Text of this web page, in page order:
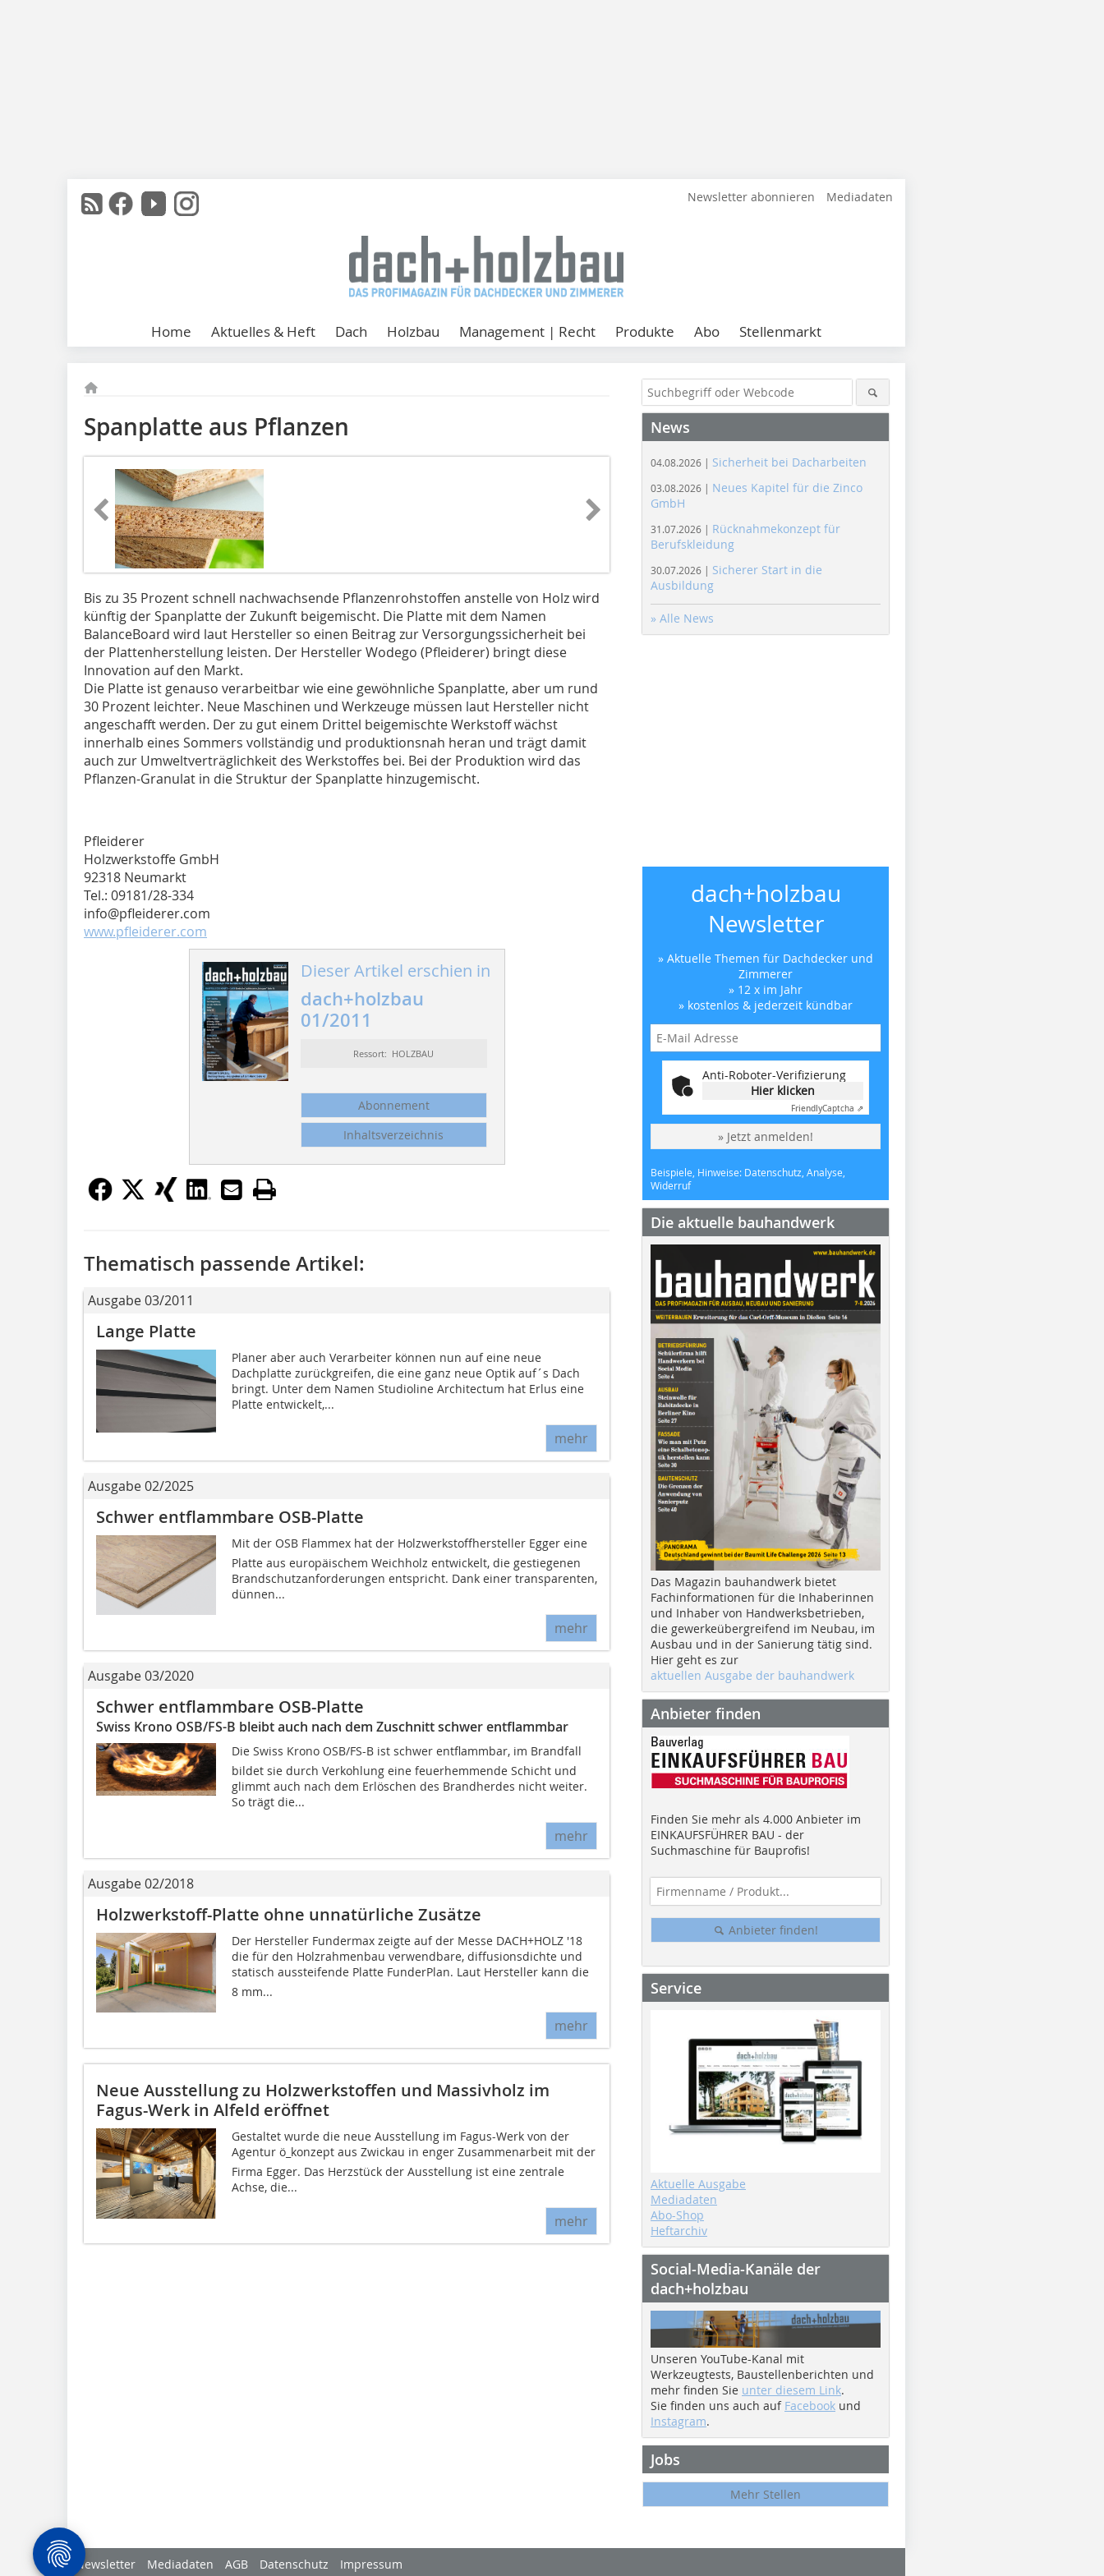
Newsletter abonnieren Mediadaten
Home Aktuelles & Heft Dach Holzbau Management | Recht Produkte Abo Stellenmarkt
Spanplatte aus Pflanzen
Bis zu 35 Prozent schnell nachwachsende Pflanzenrohstoffen anstelle von Holz wird
künftig der Spanplatte der Zukunft beigemischt. Die Platte mit dem Namen
BalanceBoard wird laut Hersteller so einen Beitrag zur Versorgungssicherheit bei
der Plattenherstellung leisten. Der Hersteller Wodego (Pfleiderer) bringt diese
Innovation auf den Markt.
Die Platte ist genauso verarbeitbar wie eine gewöhnliche Spanplatte, aber um rund
30 Prozent leichter. Neue Maschinen und Werkzeuge müssen laut Hersteller nicht
angeschafft werden. Der zu gut einem Drittel beigemischte Werkstoff wächst
innerhalb eines Sommers vollständig und produktionsnah heran und trägt damit
auch zur Umweltverträglichkeit des Werkstoffes bei. Bei der Produktion wird das
Pflanzen-Granulat in die Struktur der Spanplatte hinzugemischt.
Pfleiderer
Holzwerkstoffe GmbH
92318 Neumarkt
Tel.: 09181/28-334
info@pfleiderer.com
www.pfleiderer.com
Dieser Artikel erschien in
dach+holzbau
01/2011
Ressort: HOLZBAU
Abonnement
Inhaltsverzeichnis
Thematisch passende Artikel:
Ausgabe 03/2011
Lange Platte
Planer aber auch Verarbeiter können nun auf eine neue
Dachplatte zurückgreifen, die eine ganz neue Optik auf´s Dach
bringt. Unter dem Namen Studioline Architectum hat Erlus eine
Platte entwickelt,...
mehr
Ausgabe 02/2025
Schwer entflammbare OSB-Platte
Mit der OSB Flammex hat der Holzwerkstoffhersteller Egger eine
Platte aus europäischem Weichholz entwickelt, die gestiegenen
Brandschutzanforderungen entspricht. Dank einer transparenten,
dünnen...
mehr
Ausgabe 03/2020
Schwer entflammbare OSB-Platte
Swiss Krono OSB/FS-B bleibt auch nach dem Zuschnitt schwer entflammbar
Die Swiss Krono OSB/FS-B ist schwer entflammbar, im Brandfall
bildet sie durch Verkohlung eine feuerhemmende Schicht und
glimmt auch nach dem Erlöschen des Brandherdes nicht weiter.
So trägt die...
mehr
Ausgabe 02/2018
Holzwerkstoff-Platte ohne unnatürliche Zusätze
Der Hersteller Fundermax zeigte auf der Messe DACH+HOLZ '18
die für den Holzrahmenbau verwendbare, diffusionsdichte und
statisch aussteifende Platte FunderPlan. Laut Hersteller kann die
8 mm...
mehr
Neue Ausstellung zu Holzwerkstoffen und Massivholz im
Fagus-Werk in Alfeld eröffnet
Gestaltet wurde die neue Ausstellung im Fagus-Werk von der
Agentur ö_konzept aus Zwickau in enger Zusammenarbeit mit der
Firma Egger. Das Herzstück der Ausstellung ist eine zentrale
Achse, die...
mehr
News
04.08.2026 | Sicherheit bei Dacharbeiten
03.08.2026 | Neues Kapitel für die Zinco
GmbH
31.07.2026 | Rücknahmekonzept für
Berufskleidung
30.07.2026 | Sicherer Start in die
Ausbildung
» Alle News
dach+holzbau
Newsletter
» Aktuelle Themen für Dachdecker und
Zimmerer
» 12 x im Jahr
» kostenlos & jederzeit kündbar
Anti-Roboter-Verifizierung
Hier klicken
FriendlyCaptcha ⇗
» Jetzt anmelden!
Beispiele, Hinweise: Datenschutz, Analyse,
Widerruf
Die aktuelle bauhandwerk
Das Magazin bauhandwerk bietet
Fachinformationen für die Inhaberinnen
und Inhaber von Handwerksbetrieben,
die gewerkeübergreifend im Neubau, im
Ausbau und in der Sanierung tätig sind.
Hier geht es zur
aktuellen Ausgabe der bauhandwerk
Anbieter finden
Finden Sie mehr als 4.000 Anbieter im
EINKAUFSFÜHRER BAU - der
Suchmaschine für Bauprofis!
Anbieter finden!
Service
Aktuelle Ausgabe
Mediadaten
Abo-Shop
Heftarchiv
Social-Media-Kanäle der
dach+holzbau
Unseren YouTube-Kanal mit
Werkzeugtests, Baustellenberichten und
mehr finden Sie unter diesem Link.
Sie finden uns auch auf Facebook und
Instagram.
Jobs
Mehr Stellen
Newsletter Mediadaten AGB Datenschutz Impressum